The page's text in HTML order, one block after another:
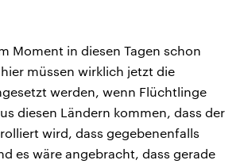
Moment in diesen Tagen schon
müssen wirklich jetzt die
werden, wenn Flüchtlinge
diesen Ländern kommen, dass der
wird, dass gegebenenfalls
es wäre angebracht, dass gerade